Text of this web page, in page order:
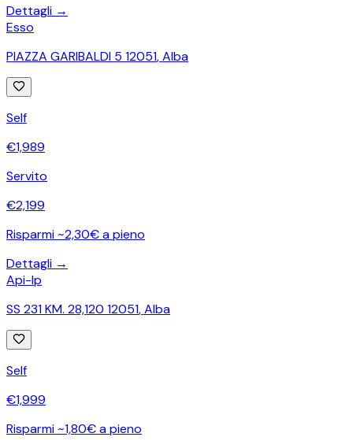
Dettagli →
Esso
PIAZZA GARIBALDI 5 12051,Alba
Self
€1,989
Servito
€2,199
Risparmi ~2,30€ a pieno
Dettagli →
Api-Ip
SS 231 KM. 28,120 12051,Alba
Self
€1,999
Risparmi ~1,80€ a pieno